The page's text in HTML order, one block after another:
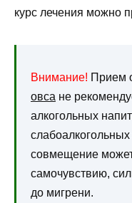
курс лечения можно
Внимание! Прием
овса не
алкогольных
слабоалкогольных
совмещение
самочувствию,
до мигрени.